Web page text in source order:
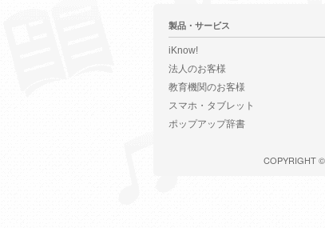
製品・サービス
iKnow!
法人のお客様
教育機関のお客様
スマホ・タブレット
ポップアップ辞書
COPYRIGHT ©